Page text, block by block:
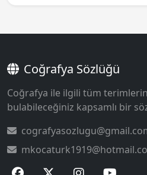
Coğrafya Sözlüğü
Coğrafya ile ilgili tüm terimlerin
bulabileceğiniz kapsamlı bir